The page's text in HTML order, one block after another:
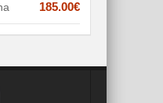
185.00€